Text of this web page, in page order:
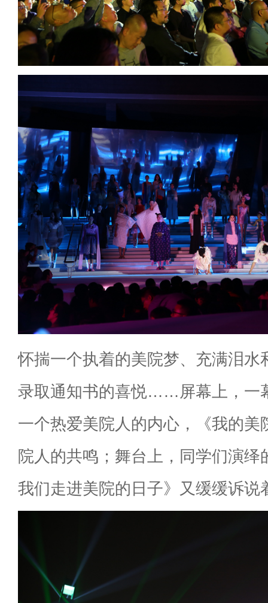
怀揣一个执着的美院梦、充满泪水
录取通知书的喜悦……屏幕上，一
一个热爱美院人的内心，《我的美
院人的共鸣；舞台上，同学们演绎
我们走进美院的日子》又缓缓诉说